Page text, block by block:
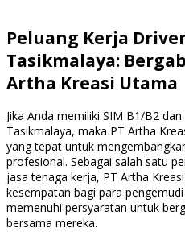
Peluang Kerja
Tasikmalaya:
Artha Kreasi Utama
Jika Anda memiliki SIM B1/B2
Tasikmalaya, maka PT Artha
yang tepat untuk
profesional. Sebagai salah satu
jasa tenaga kerja, PT Artha
kesempatan bagi para
memenuhi persyaratan untuk
bersama mereka.